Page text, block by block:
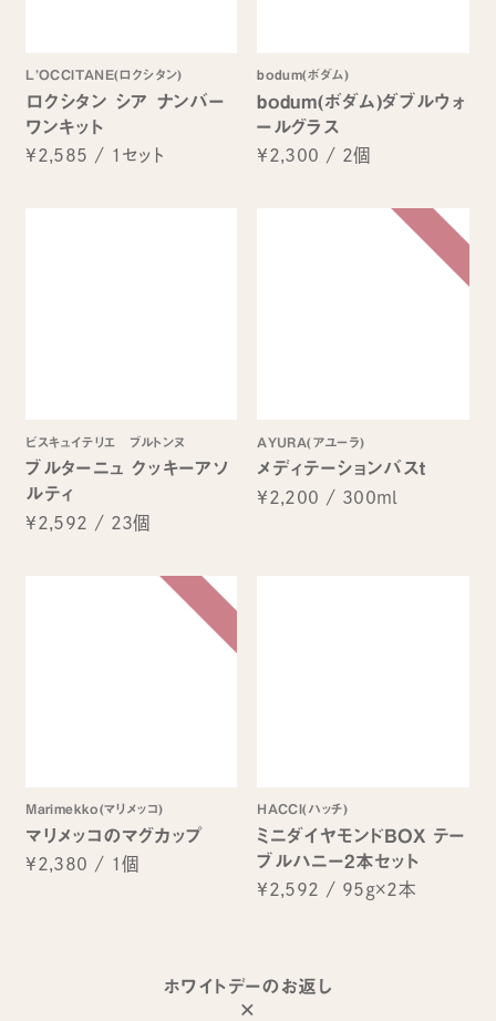
L’OCCITANE(ロクシタン)
ロクシタン シア ナンバー
ワンキット
¥2,585 / 1セット
bodum(ボダム)
bodum(ボダム)ダブルウォ
ールグラス
¥2,300 / 2個
ビスキュイテリエ ブルトンヌ
ブルターニュ クッキーアソ
ルティ
¥2,592 / 23個
AYURA(アユーラ)
メディテーションバスｔ
¥2,200 / 300ml
Marimekko(マリメッコ)
マリメッコのマグカップ
¥2,380 / 1個
HACCI(ハッチ)
ミニダイヤモンドBOX テー
ブルハニー2本セット
¥2,592 / 95g×2本
ホワイトデーのお返し
×